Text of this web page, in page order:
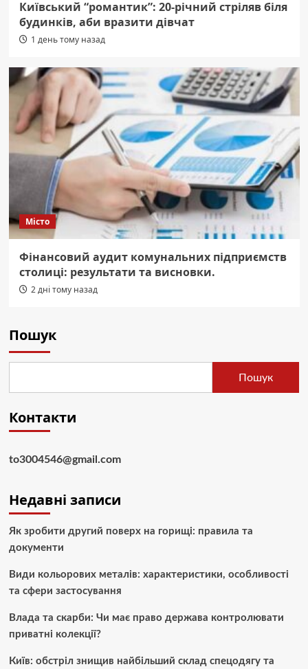
Київський “романтик”: 20-річний стріляв біля
будинків, аби вразити дівчат
1 день тому назад
Місто
Фінансовий аудит комунальних підприємств
столиці: результати та висновки.
2 дні тому назад
Пошук
Пошук
Контакти
to3004546@gmail.com
Недавні записи
Як зробити другий поверх на горищі: правила та
документи
Види кольорових металів: характеристики, особливості
та сфери застосування
Влада та скарби: Чи має право держава контролювати
приватні колекції?
Київ: обстріл знищив найбільший склад спецодягу та